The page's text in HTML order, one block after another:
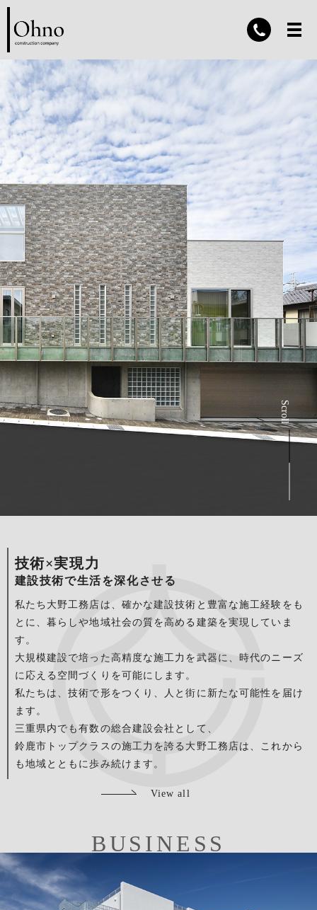
Scroll
技術×実現力
建設技術で生活を深化させる
私たち大野工務店は、確かな建設技術と豊富な施工経験をも
とに、暮らしや地域社会の質を高める建築を実現していま
す。
大規模建設で培った高精度な施工力を武器に、時代のニーズ
に応える空間づくりを可能にします。
私たちは、技術で形をつくり、人と街に新たな可能性を届け
ます。
三重県内でも有数の総合建設会社として、
鈴鹿市トップクラスの施工力を誇る大野工務店は、これから
も地域とともに歩み続けます。
View all
BUSINESS